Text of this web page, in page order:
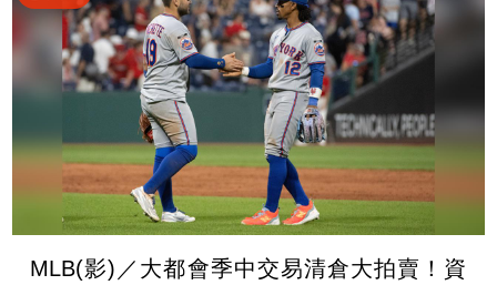
MLB(影)／大都會季中交易清倉大拍賣！資